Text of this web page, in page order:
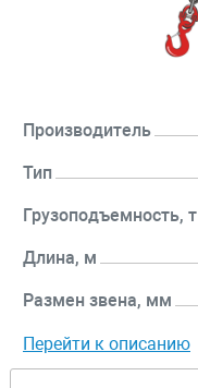
Производитель
Тип
Грузоподъемность, т
Длина, м
Размен звена, мм
Перейти к описанию